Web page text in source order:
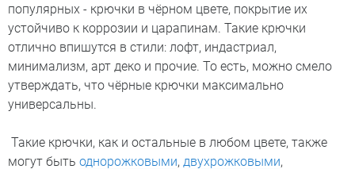
популярных - крючки в чёрном цвете, покрытие их
устойчиво к коррозии и царапинам. Такие крючки
отлично впишутся в стили: лофт, индастриал,
минимализм, арт деко и прочие. То есть, можно смело
утверждать, что чёрные крючки максимально
универсальны.
Такие крючки, как и остальные в любом цвете, также
могут быть однорожковыми, двухрожковыми,